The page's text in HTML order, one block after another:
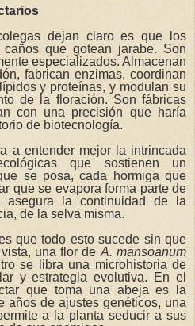
dejan claro es que los
que gotean jarabe. Son
especializados. Almacenan
fabrican enzimas, coordinan
y proteínas, y modulan su
de la floración. Son fábricas
con una precisión que haría
de biotecnología.
a entender mejor la intrincada
que sostienen un
se posa, cada hormiga que
que se evapora forma parte de
asegura la continuidad de la
de la selva misma.
que todo esto sucede sin que
una flor de A. mansoanum
se libra una microhistoria de
y estrategia evolutiva. En el
que toma una abeja es la
años de ajustes genéticos, una
a la planta seducir a sus